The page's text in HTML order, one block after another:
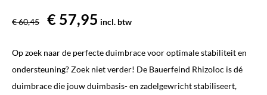
€60,45
Oorspronkelijke
was:
€ 60,45.
€ 57,95 Huidige
is:
€ 57,95.
incl. btw
Op zoek naar de perfecte duimbrace voor optimale stabiliteit en
ondersteuning? Zoek niet verder! De Bauerfeind Rhizoloc is dé
duimbrace die jouw duimbasis- en zadelgewricht stabiliseert,